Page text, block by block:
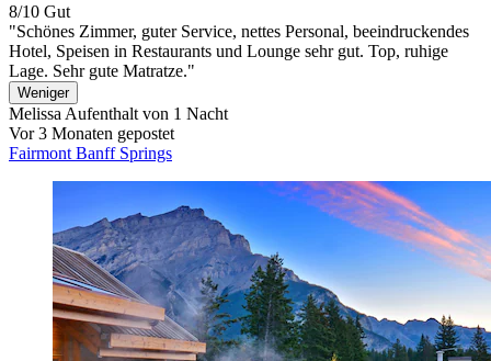
8/10 Gut
"Schönes Zimmer, guter Service, nettes Personal, beeindruckendes
Hotel, Speisen in Restaurants und Lounge sehr gut. Top, ruhige
Lage. Sehr gute Matratze."
Weniger
Melissa Aufenthalt von 1 Nacht
Vor 3 Monaten gepostet
Fairmont Banff Springs